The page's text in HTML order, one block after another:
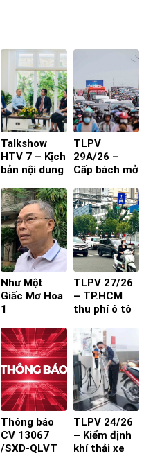
Talkshow
HTV 7 – Kịch
bản nội dung
người
TLPV
29A/26 –
Cấp bách mở
Như Một
Giấc Mơ Hoa
1
TLPV 27/26
– TP.HCM
thu phí ô tô
tâm: Làm
sao để người
dân đồng
thuận?
Thông báo
CV 13067
/SXD-QLVT
TLPV 24/26
– Kiểm định
khí thải xe